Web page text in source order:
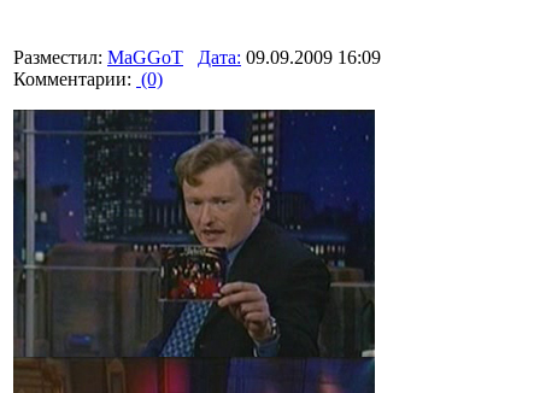
Разместил: MaGGoT Дата: 09.09.2009 16:09
Комментарии: (0)